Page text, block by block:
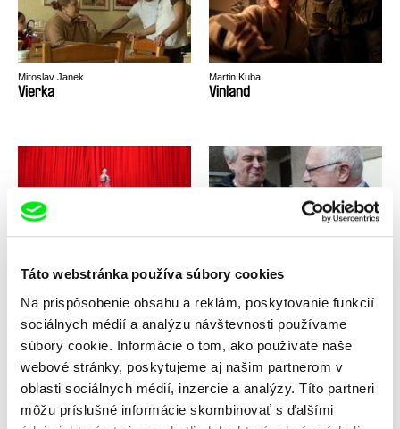
Táto webstránka používa súbory cookies
Na prispôsobenie obsahu a reklám, poskytovanie funkcií
sociálnych médií a analýzu návštevnosti používame
súbory cookie. Informácie o tom, ako používate naše
webové stránky, poskytujeme aj našim partnerom v
oblasti sociálnych médií, inzercie a analýzy. Títo partneri
môžu príslušné informácie skombinovať s ďalšími
Miroslav Janek
Vierka
Martin Kuba
Vinland
Pavol Sýkora
Vlado, Marienka, Jojo a starý
Korniy Gricyuk
Vlak Kyjev – vojna